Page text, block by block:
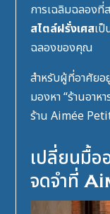
การเฉลิมฉลอง
สไตล์ฝรั่งเศสเป็
ฉลองของคุณ
สำหรับผู้ที่อาศัยอ
มองหา “ร้านอาห
ร้าน Aimée
เปลี่ยนมื้อ
จดจำที่